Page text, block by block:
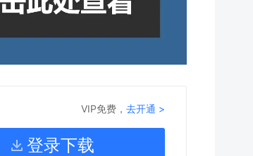
VIP免费，去开通 >
登录下载